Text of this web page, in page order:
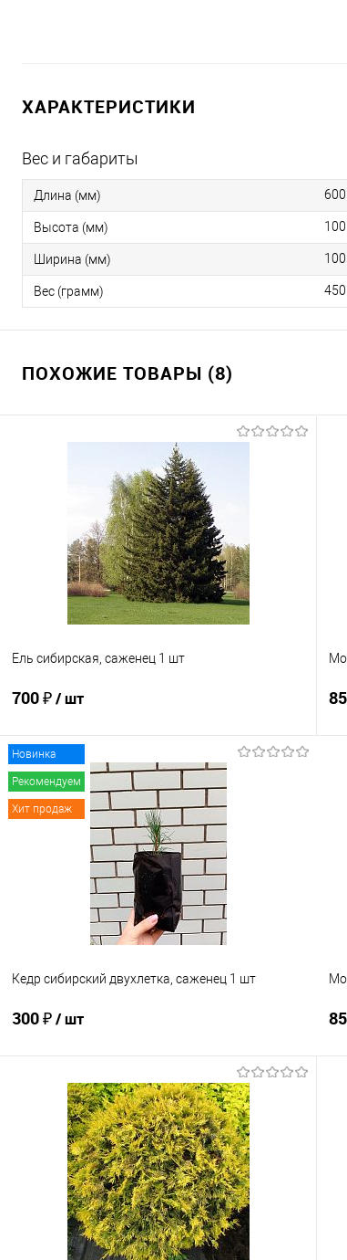
ХАРАКТЕРИСТИКИ
Вес и габариты
Длина (мм) 600
Высота (мм) 100
Ширина (мм) 100
Вес (грамм) 450
ПОХОЖИЕ ТОВАРЫ (8)
Ель сибирская, саженец 1 шт
700 ₽/ шт
Подписаться
Купить в 1 клик
Сравнение
В избранное
Недоступно
Новинка
Рекомендуем
Хит продаж
Кедр сибирский двухлетка, саженец 1 шт
300 ₽/ шт
В корзину
Купить в 1 клик
Сравнение
В избранное
В наличии